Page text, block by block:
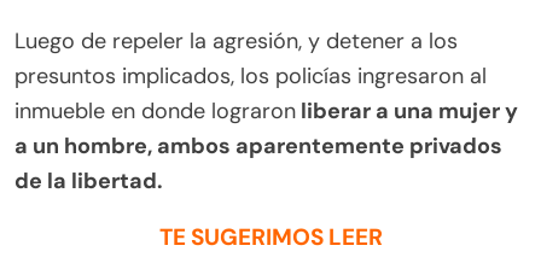
Luego de repeler la agresión, y detener a los
presuntos implicados, los policías ingresaron al
inmueble en donde lograron liberar a una mujer y
a un hombre, ambos aparentemente privados
de la libertad.
TE SUGERIMOS LEER